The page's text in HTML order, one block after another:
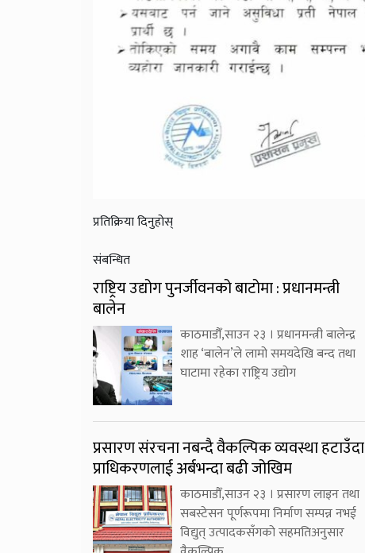
प्रतिक्रिया दिनुहोस्
संबन्धित
राष्ट्रिय उद्योग पुनर्जीवनको बाटोमा : प्रधानमन्त्री
बालेन
काठमाडौँ,साउन २३ । प्रधानमन्त्री बालेन्द्र
शाह ‘बालेन’ले लामो समयदेखि बन्द तथा
घाटामा रहेका राष्ट्रिय उद्योग
प्रसारण संरचना नबन्दै वैकल्पिक व्यवस्था हटाउँदा
प्राधिकरणलाई अर्बभन्दा बढी जोखिम
काठमाडौँ,साउन २३ । प्रसारण लाइन तथा
सबस्टेसन पूर्णरूपमा निर्माण सम्पन्न नभई
विद्युत् उत्पादकसँगको सहमतिअनुसार